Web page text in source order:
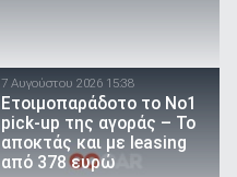
7 Αυγούστου 2026 15:38
Ετοιμοπαράδοτο το Νο1
pick-up της αγοράς – Το
αποκτάς και με leasing
από 378 ευρώ